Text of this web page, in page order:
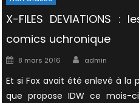
X-FILES DEVIATIONS
comics uchronique
Posted
8 mars 2016 Author
admin
Et si Fox avait été enlevé à la
que propose IDW ce mois-